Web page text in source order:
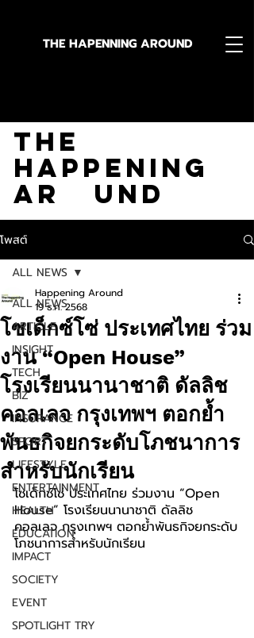
THE HAPENNING AROUND
The
Happening
Ar und
โพสต์
ALL NEWS
ARTICLE
INSIGHT
TECH
BIZ
INSURANCE
SPORT
LIFESTYLE
ENTERTAINMENT
HEALTH
EDUCATION
IMPACT
SOCIETY
EVENT
SPOTLIGHT TRY
ALL NEWS
โซเด็กซ์โซ่ ประเทศไทย ร่วม
งาน “Open House”
โรงเรียนนานาชาติ ดัลลิช
คอลเลจ กรุงเทพฯ ตอกย้ำ
พันธกิจยกระดับโภชนาการ
สำหรับนักเรียน
Happening Around
19 ธ.ค. 2568
โซเด็กซ์โซ่ ประเทศไทย ร่วมงาน “Open
House” โรงเรียนนานาชาติ ดัลลิช
คอลเลจ กรุงเทพฯ ตอกย้ำพันธกิจยกระดับ
โภชนาการสำหรับนักเรียน